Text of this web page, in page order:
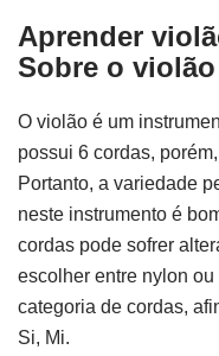
Aprender
Sobre o violão
O violão é um
possui 6 cordas,
Portanto, a variedade
neste instrumento é
cordas pode sofrer
escolher entre nylon
categoria de cordas,
Si, Mi.